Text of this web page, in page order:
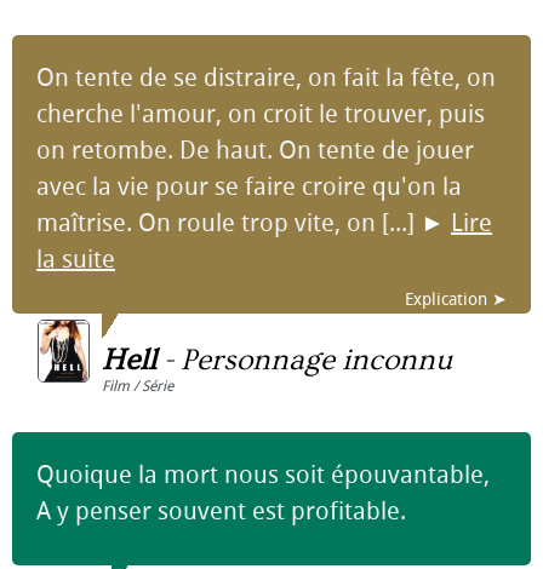
On tente de se distraire, on fait la fête, on
cherche l'amour, on croit le trouver, puis
on retombe. De haut. On tente de jouer
avec la vie pour se faire croire qu'on la
maîtrise. On roule trop vite, on [...] ► Lire
la suite
Explication ➤
Hell- Personnage inconnu
Film / Série
Quoique la mort nous soit épouvantable,
A y penser souvent est profitable.